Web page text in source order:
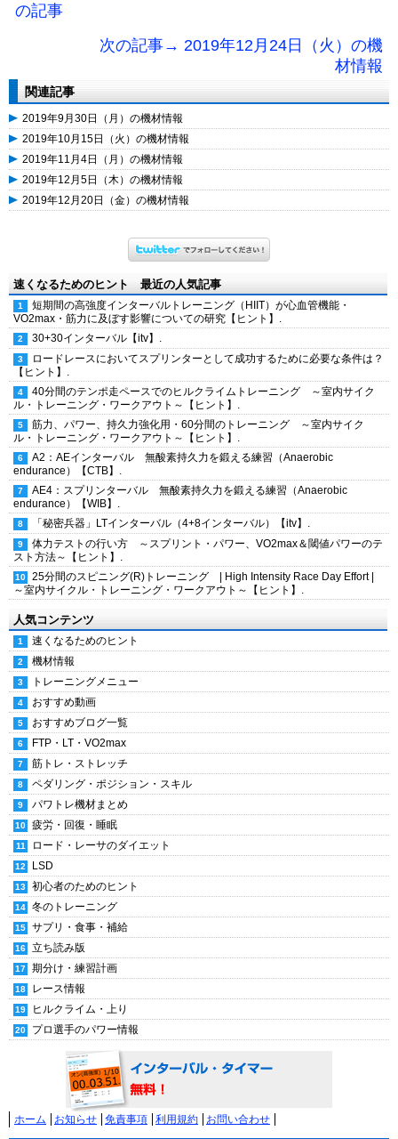
の記事
次の記事→ 2019年12月24日（火）の機
材情報
関連記事
2019年9月30日（月）の機材情報
2019年10月15日（火）の機材情報
2019年11月4日（月）の機材情報
2019年12月5日（木）の機材情報
2019年12月20日（金）の機材情報
速くなるためのヒント 最近の人気記事
短期間の高強度インターバルトレーニング（HIIT）が心血管機能・
VO2max・筋力に及ぼす影響についての研究【ヒント】.
30+30インターバル【itv】.
ロードレースにおいてスプリンターとして成功するために必要な条件は？
【ヒント】.
40分間のテンポ走ペースでのヒルクライムトレーニング ～室内サイク
ル・トレーニング・ワークアウト～【ヒント】.
筋力、パワー、持久力強化用・60分間のトレーニング ～室内サイク
ル・トレーニング・ワークアウト～【ヒント】.
A2：AEインターバル 無酸素持久力を鍛える練習（Anaerobic
endurance）【CTB】.
AE4：スプリンターバル 無酸素持久力を鍛える練習（Anaerobic
endurance）【WIB】.
「秘密兵器」LTインターバル（4+8インターバル）【itv】.
体力テストの行い方 ～スプリント・パワー、VO2max＆閾値パワーのテ
スト方法～【ヒント】.
25分間のスピニング(R)トレーニング | High Intensity Race Day Effort |
～室内サイクル・トレーニング・ワークアウト～【ヒント】.
人気コンテンツ
速くなるためのヒント
機材情報
トレーニングメニュー
おすすめ動画
おすすめブログ一覧
FTP・LT・VO2max
筋トレ・ストレッチ
ペダリング・ポジション・スキル
パワトレ機材まとめ
疲労・回復・睡眠
ロード・レーサのダイエット
LSD
初心者のためのヒント
冬のトレーニング
サプリ・食事・補給
立ち読み版
期分け・練習計画
レース情報
ヒルクライム・上り
プロ選手のパワー情報
ホーム お知らせ 免責事項 利用規約 お問い合わせ